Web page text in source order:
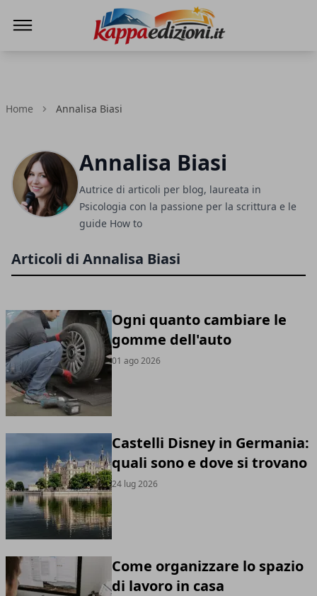
Home Annalisa Biasi
Annalisa Biasi
Autrice di articoli per blog, laureata in
Psicologia con la passione per la scrittura e le
guide How to
Articoli di Annalisa Biasi
Ogni quanto cambiare le
gomme dell'auto
01 ago 2026
Castelli Disney in Germania:
quali sono e dove si trovano
24 lug 2026
Come organizzare lo spazio
di lavoro in casa